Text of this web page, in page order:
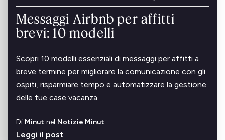
Messaggi Airbnb per affitti
brevi: 10 modelli
Scopri 10 modelli essenziali di messaggi per affitti a
breve termine per migliorare la comunicazione con gli
ospiti, risparmiare tempo e automatizzare la gestione
delle tue case vacanza.
Di Minut nel Notizie Minut
Leggi il post